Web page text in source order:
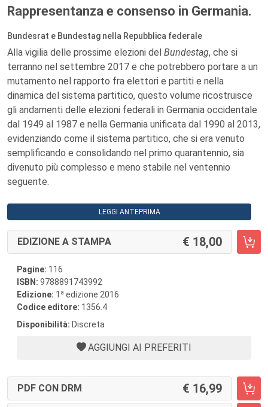
Rappresentanza e consenso in Germania.
Bundesrat e Bundestag nella Repubblica federale
Alla vigilia delle prossime elezioni del Bundestag, che si
terranno nel settembre 2017 e che potrebbero portare a un
mutamento nel rapporto fra elettori e partiti e nella
dinamica del sistema partitico, questo volume ricostruisce
gli andamenti delle elezioni federali in Germania occidentale
dal 1949 al 1987 e nella Germania unificata dal 1990 al 2013,
evidenziando come il sistema partitico, che si era venuto
semplificando e consolidando nel primo quarantennio, sia
divenuto più complesso e meno stabile nel ventennio
seguente.
LEGGI ANTEPRIMA
EDIZIONE A STAMPA 18,00
Pagine: 116
ISBN: 9788891743992
Edizione: 1 a edizione 2016
Codice editore: 1356.4
Disponibilità: Discreta
AGGIUNGI AI PREFERITI
PDF CON DRM 16,99